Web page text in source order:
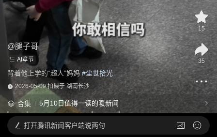
@腿子哥
AI章节
背着他上学的“超人”妈妈 #尘世拾光
2026-05-09 拍摄于 湖南长沙
合集 5月10日值得一读的暖新闻
15
35
打开腾讯新闻客户端说两句